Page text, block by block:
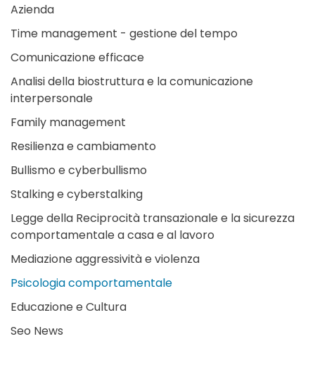
Azienda
Time management - gestione del tempo
Comunicazione efficace
Analisi della biostruttura e la comunicazione
interpersonale
Family management
Resilienza e cambiamento
Bullismo e cyberbullismo
Stalking e cyberstalking
Legge della Reciprocità transazionale e la sicurezza
comportamentale a casa e al lavoro
Mediazione aggressività e violenza
Psicologia comportamentale
Educazione e Cultura
Seo News